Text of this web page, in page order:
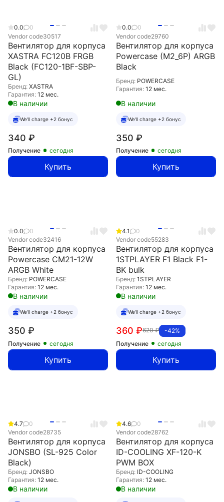
0.0
0
Vendor code30517
Вентилятор для корпуса
XASTRA FC120B FRGB
Black (FC120-1BF-SBP-
GL)
Бренд: XASTRA
Гарантия: 12 мес.
В наличии
We'll charge +2 бонус
340 ₽
Получение сегодня
Купить
0.0
0
Vendor code29760
Вентилятор для корпуса
Powercase (M2_6P) ARGB
Black
Бренд: POWERCASE
Гарантия: 12 мес.
В наличии
We'll charge +2 бонус
350 ₽
Получение сегодня
Купить
0.0
0
Vendor code32416
Вентилятор для корпуса
Powercase CM21-12W
ARGB White
Бренд: POWERCASE
Гарантия: 12 мес.
В наличии
We'll charge +2 бонус
350 ₽
Получение сегодня
Купить
4.1
0
Vendor code55283
Вентилятор для корпуса
1STPLAYER F1 Black F1-
BK bulk
Бренд: 1STPLAYER
Гарантия: 12 мес.
В наличии
We'll charge +2 бонус
-42%
620₽
360 ₽
Получение сегодня
Купить
4.7
0
Vendor code28735
Вентилятор для корпуса
JONSBO (SL-925 Color
Black)
Бренд: JONSBO
Гарантия: 12 мес.
В наличии
4.6
0
Vendor code28762
Вентилятор для корпуса
ID-COOLING XF-120-K
PWM BOX
Бренд: ID-COOLING
Гарантия: 12 мес.
В наличии